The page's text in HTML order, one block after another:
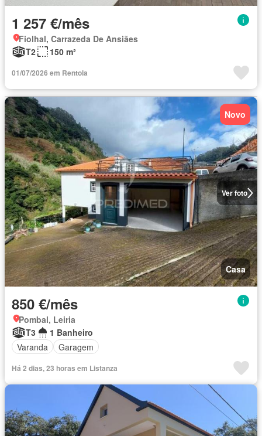
1 257 €/mês
Fiolhal, Carrazeda De Ansiães
T2
150 m²
01/07/2026 em Rentola
Ver foto
Novo
Casa
850 €/mês
Pombal, Leiria
T3
1 Banheiro
Varanda
Garagem
Há 2 dias, 23 horas em Listanza